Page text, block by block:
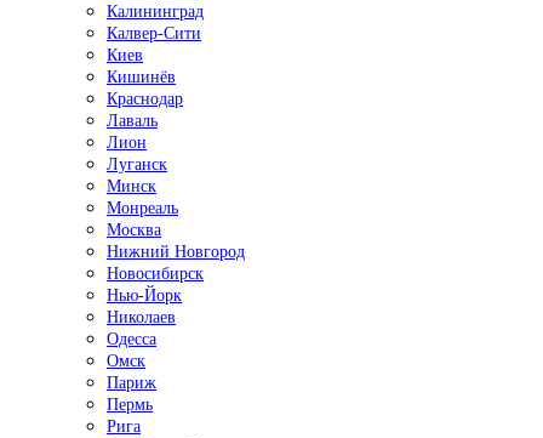
Калининград
Калвер-Сити
Киев
Кишинёв
Краснодар
Лаваль
Лион
Луганск
Минск
Монреаль
Москва
Нижний Новгород
Новосибирск
Нью-Йорк
Николаев
Одесса
Омск
Париж
Пермь
Рига